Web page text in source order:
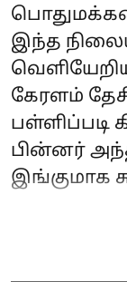
இந்த
கேரளம்
பள்ளிப்படி
பின்னர்
இங்குமாக